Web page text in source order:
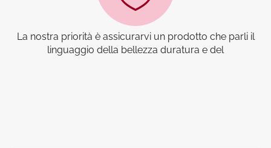
La nostra priorità è assicurarvi un prodotto che parli il
linguaggio della bellezza duratura e del